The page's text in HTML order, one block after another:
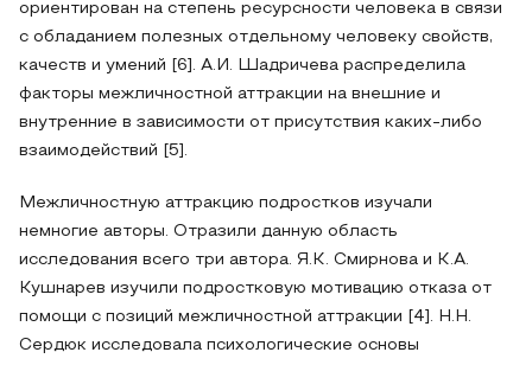
ориентирован на степень ресурсности человека в связи
с обладанием полезных отдельному человеку свойств,
качеств и умений [6]. А.И. Шадричева распределила
факторы межличностной аттракции на внешние и
внутренние в зависимости от присутствия каких-либо
взаимодействий [5].
Межличностную аттракцию подростков изучали
немногие авторы. Отразили данную область
исследования всего три автора. Я.К. Смирнова и К.А.
Кушнарев изучили подростковую мотивацию отказа от
помощи с позиций межличностной аттракции [4]. Н.Н.
Сердюк исследовала психологические основы